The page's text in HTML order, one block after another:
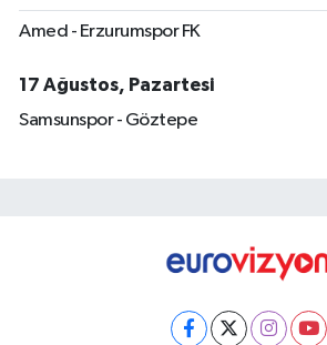
Amed - Erzurumspor FK
17 Ağustos, Pazartesi
Samsunspor - Göztepe